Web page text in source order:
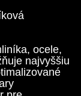
ocele,
najvyššiu